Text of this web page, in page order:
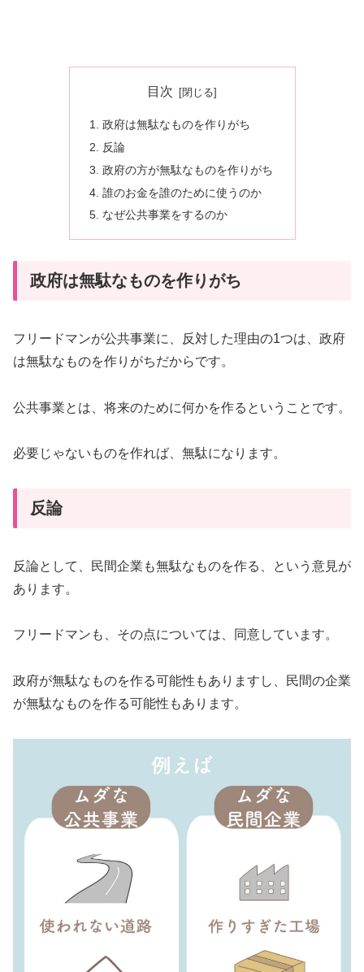
目次
政府は無駄なものを作りがち
反論
政府の方が無駄なものを作りがち
誰のお金を誰のために使うのか
なぜ公共事業をするのか
政府は無駄なものを作りがち
フリードマンが公共事業に、反対した理由の1つは、政府
は無駄なものを作りがちだからです。
公共事業とは、将来のために何かを作るということです。
必要じゃないものを作れば、無駄になります。
反論
反論として、民間企業も無駄なものを作る、という意見が
あります。
フリードマンも、その点については、同意しています。
政府が無駄なものを作る可能性もありますし、民間の企業
が無駄なものを作る可能性もあります。